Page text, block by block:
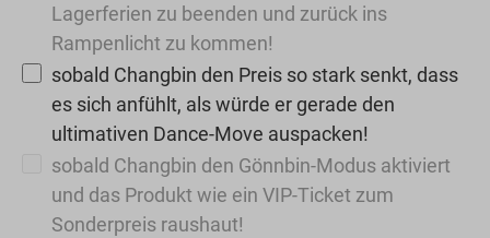
Lagerferien zu beenden und zurück ins
Rampenlicht zu kommen!
sobald Changbin den Preis so stark senkt, dass
es sich anfühlt, als würde er gerade den
ultimativen Dance-Move auspacken!
sobald Changbin den Gönnbin-Modus aktiviert
und das Produkt wie ein VIP-Ticket zum
Sonderpreis raushaut!